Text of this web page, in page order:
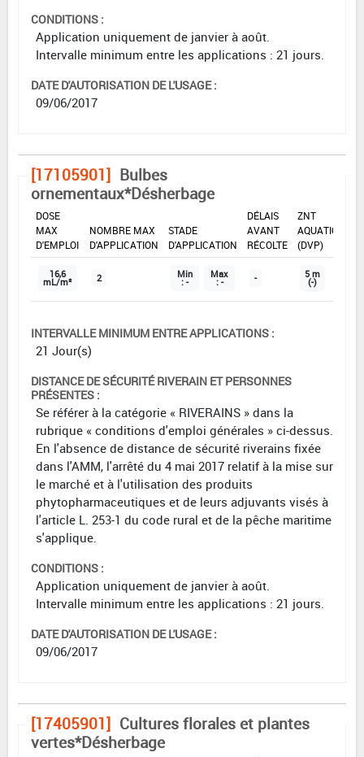
CONDITIONS :
Application uniquement de janvier à août.
Intervalle minimum entre les applications : 21 jours.
DATE D'AUTORISATION DE L'USAGE :
09/06/2017
[17105901] Bulbes
ornementaux*Désherbage
DOSE
MAX
D'EMPLOI
NOMBRE MAX
D'APPLICATION
STADE
D'APPLICATION
DÉLAIS
AVANT
RÉCOLTE
ZNT
AQUATIQUE
(DVP)
16,6
mL/m² 2 Min
: -
Max
: - - 5 m
(-)
INTERVALLE MINIMUM ENTRE APPLICATIONS :
21 Jour(s)
DISTANCE DE SÉCURITÉ RIVERAIN ET PERSONNES
PRÉSENTES :
Se référer à la catégorie « RIVERAINS » dans la
rubrique « conditions d'emploi générales » ci-dessus.
En l'absence de distance de sécurité riverains fixée
dans l'AMM, l'arrêté du 4 mai 2017 relatif à la mise sur
le marché et à l'utilisation des produits
phytopharmaceutiques et de leurs adjuvants visés à
l'article L. 253-1 du code rural et de la pêche maritime
s'applique.
CONDITIONS :
Application uniquement de janvier à août.
Intervalle minimum entre les applications : 21 jours.
DATE D'AUTORISATION DE L'USAGE :
09/06/2017
[17405901] Cultures florales et plantes
vertes*Désherbage